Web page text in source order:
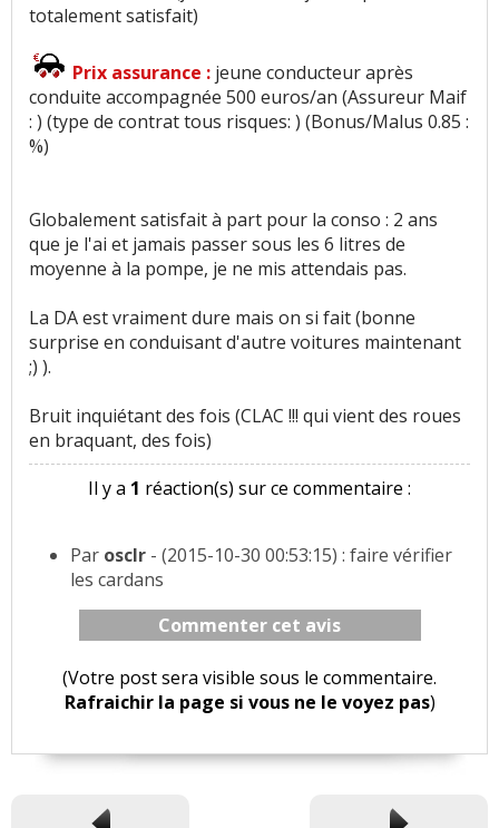
totalement satisfait)
Prix assurance : jeune conducteur après
conduite accompagnée 500 euros/an (Assureur Maif
: ) (type de contrat tous risques: ) (Bonus/Malus 0.85 :
%)
Globalement satisfait à part pour la conso : 2 ans
que je l'ai et jamais passer sous les 6 litres de
moyenne à la pompe, je ne mis attendais pas.
La DA est vraiment dure mais on si fait (bonne
surprise en conduisant d'autre voitures maintenant
;) ).
Bruit inquiétant des fois (CLAC !!! qui vient des roues
en braquant, des fois)
Il y a 1 réaction(s) sur ce commentaire :
Par osclr - (2015-10-30 00:53:15) : faire vérifier
les cardans
Commenter cet avis
(Votre post sera visible sous le commentaire.
Rafraichir la page si vous ne le voyez pas)